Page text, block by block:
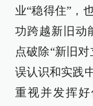
业“稳得住”，
功跨越新旧动
点破除“新旧
误认识和实践
重视并发挥